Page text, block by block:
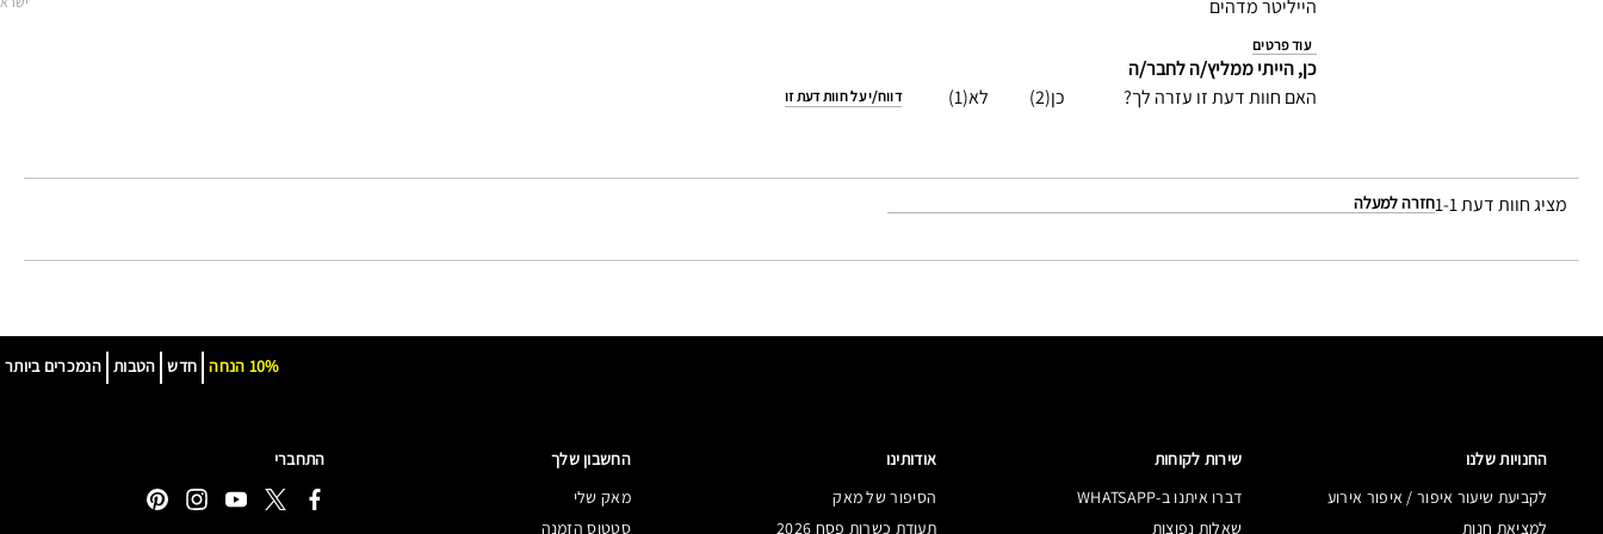
הייליטר מדהים
עוד פרטים
כן, הייתי ממליץ/ה לחבר/ה
האם חוות דעת זו עזרה לך?
2
1 דווח/י על חוות דעת זו
מציג חוות דעת1-1חזרה למעלה
הנמכרים ביותר הטבות חדש 10% הנחה
החנויות שלנו
לקביעת שיעור איפור / איפור אירוע
למציאת חנות
שירות לקוחות
דברו איתנו ב-WHATSAPP
שאלות נפוצות
אודותינו
הסיפור של מאק
תעודת כשרות פסח 2026
החשבון שלך
מאק שלי
סטטוס הזמנה
התחברי